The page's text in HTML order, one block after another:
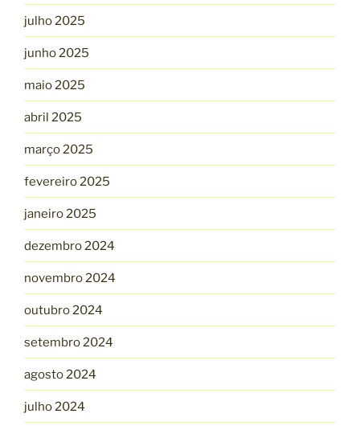
julho 2025
junho 2025
maio 2025
abril 2025
março 2025
fevereiro 2025
janeiro 2025
dezembro 2024
novembro 2024
outubro 2024
setembro 2024
agosto 2024
julho 2024